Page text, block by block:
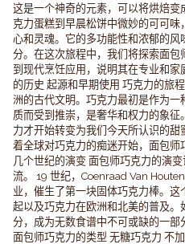
这是一个神奇的元素，可以将烘焙
克力蛋糕到早晨松饼中微妙的可可
心和灵魂。它的多功能性和浓郁的
分。在这次旅程中，我们将探索面
到现代烹饪应用，说明其在专业和
的历史 起源和早期使用 巧克力的旅
洲的古代文明。巧克力最初是作为
质而受到推崇，是奢华和权力的象
力才开始转变为我们今天所认识的
着全球对巧克力的痴迷开始，面包师
几个世纪的演变 面包师巧克力的演
流。 19 世纪，Coenraad Van
业，催生了第一块固体巧克力棒。
起以及巧克力在欧洲和北美的普及
分，成为无数食谱中不可或缺的一部
面包师巧克力的类型 无糖巧克力 不